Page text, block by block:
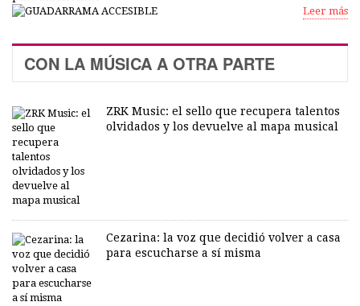
Leer más
CON LA MÚSICA A OTRA PARTE
ZRK Music: el sello que recupera talentos
olvidados y los devuelve al mapa musical
Cezarina: la voz que decidió volver a casa
para escucharse a sí misma